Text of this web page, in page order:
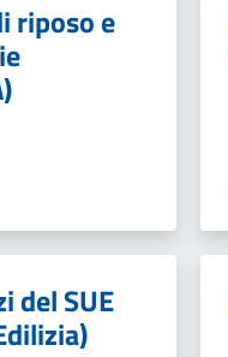
riposo e
del SUE